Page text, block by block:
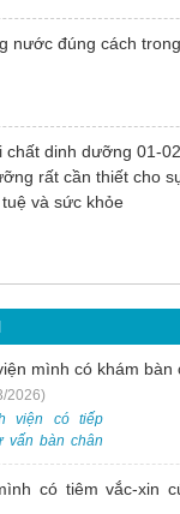
nước đúng cách
chất dinh dưỡng 01-
rất cần thiết cho
và sức khỏe
mình có khám bàn
2026)
viện có tiếp
vấn bàn chân
gồm cả trẻ 5
đưa bé đến
bệnh viện
có tiêm vắc-xin